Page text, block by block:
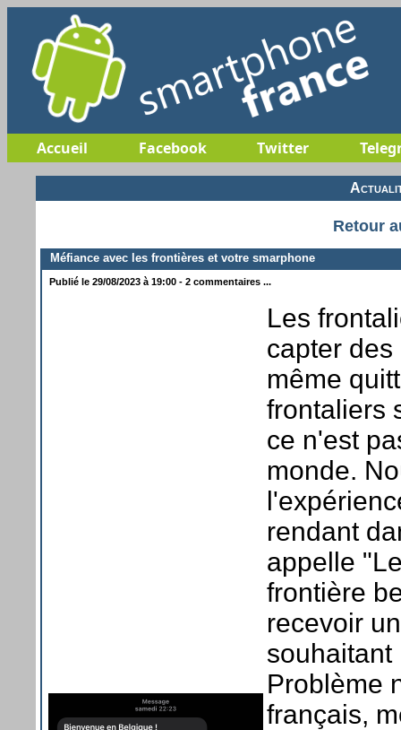
Accueil Facebook Twitter
Retour
Méfiance avec les frontières et votre smarphone
Publié le 29/08/2023 à 19:00 - 2 commentaires ...
Les
capter
même
frontaliers
ce n'est
monde.
rendant
appelle
frontière
recevoir
souhaitant
Problème
français,